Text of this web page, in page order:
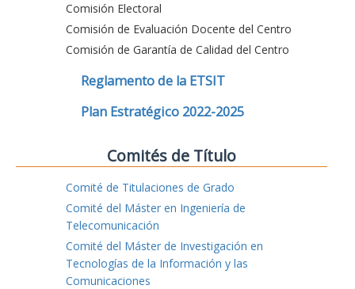
Comisión Electoral
Comisión de Evaluación Docente del Centro
Comisión de Garantía de Calidad del Centro
Reglamento de la ETSIT
Plan Estratégico 2022-2025
Comités de Título
Comité de Titulaciones de Grado
Comité del Máster en Ingeniería de
Telecomunicación
Comité del Máster de Investigación en
Tecnologías de la Información y las
Comunicaciones